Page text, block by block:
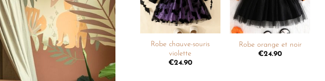
souhaits
+
Robe chauve-souris
violette
€24.90
souhaits
+
Robe orange et noir
€24.90